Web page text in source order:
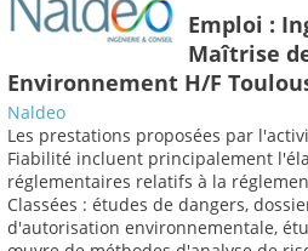
Emploi :
Maîtrise
Environnement H/F
Naldeo
Les prestations proposées par
Fiabilité incluent principalement
réglementaires relatifs à la
Classées : études de dangers,
d'autorisation environnementale,